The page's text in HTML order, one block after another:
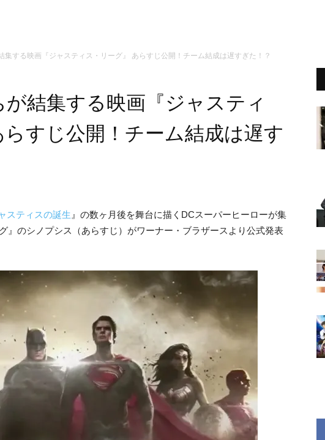
集する映画『ジャスティス・リーグ』 あらすじ公開！チーム結成は遅すぎた！？
が結集する映画『ジャスティ
すじ公開！チーム結成は遅す
スティスの誕生 』の数ヶ月後を舞台に描くDCスーパーヒーローが集
』のシノプシス（あらすじ）がワーナー・ブラザースより公式発表